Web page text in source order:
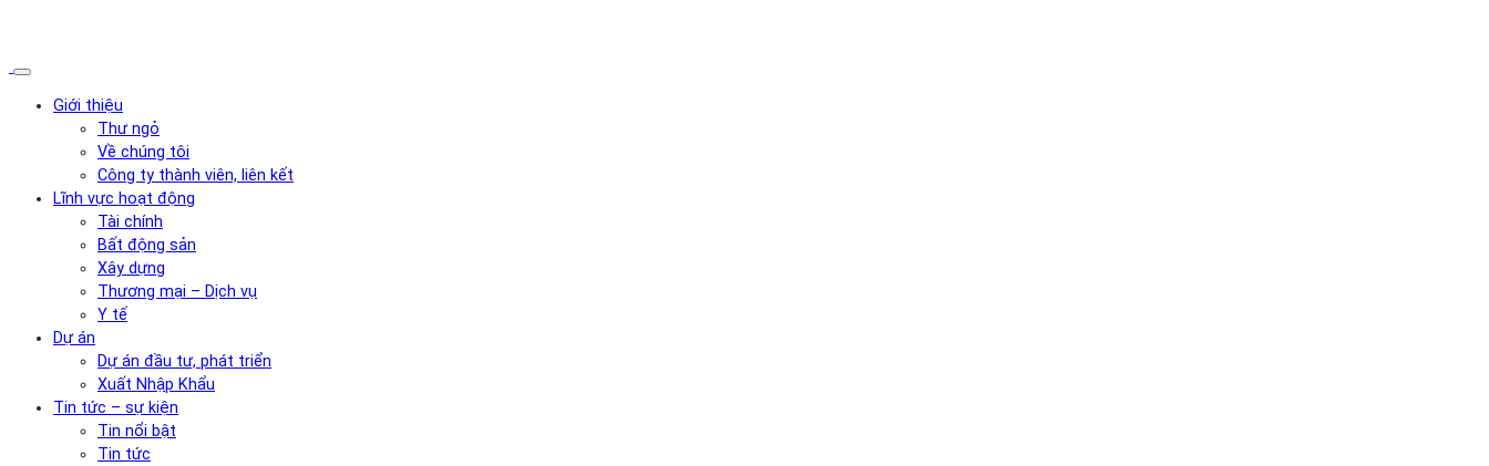
Giới thiệu
Thư ngỏ
Về chúng tôi
Công ty thành viên, liên kết
Lĩnh vực hoạt động
Tài chính
Bất động sản
Xây dựng
Thương mại – Dịch vụ
Y tế
Dự án
Dự án đầu tư, phát triển
Xuất Nhập Khẩu
Tin tức – sự kiện
Tin nổi bật
Tin tức